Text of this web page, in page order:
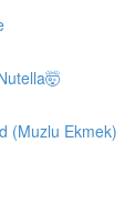
(Muzlu Ekmek)